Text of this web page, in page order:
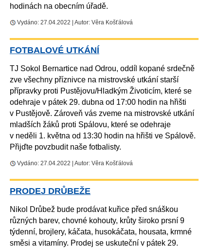
hodinách na obecním úřadě.
Vydáno: 27.04.2022 | Autor: Věra Košťálová
FOTBALOVÉ UTKÁNÍ
TJ Sokol Bernartice nad Odrou, oddíl kopané srdečně
zve všechny příznivce na mistrovské utkání starší
přípravky proti Pustějovu/Hladkým Životicím, které se
odehraje v pátek 29. dubna od 17:00 hodin na hřišti
v Pustějově. Zároveň vás zveme na mistrovské utkání
mladších žáků proti Spálovu, které se odehraje
v neděli 1. května od 13:30 hodin na hřišti ve Spálově.
Přijďte povzbudit naše fotbalisty.
Vydáno: 27.04.2022 | Autor: Věra Košťálová
PRODEJ DRŮBEŽE
Nikol Drůbež bude prodávat kuřice před snáškou
různých barev, chovné kohouty, krůty široko prsní 9
týdenní, brojlery, káčata, husokáčata, housata, krmné
směsi a vitamíny. Prodej se uskuteční v pátek 29.